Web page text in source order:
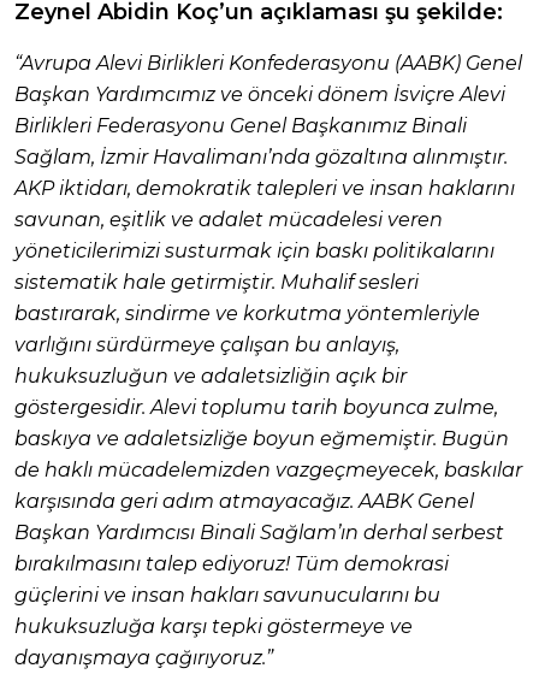
Zeynel Abidin Koç’un açıklaması şu şekilde:
“Avrupa Alevi Birlikleri Konfederasyonu (AABK) Genel
Başkan Yardımcımız ve önceki dönem İsviçre Alevi
Birlikleri Federasyonu Genel Başkanımız Binali
Sağlam, İzmir Havalimanı’nda gözaltına alınmıştır.
AKP iktidarı, demokratik talepleri ve insan haklarını
savunan, eşitlik ve adalet mücadelesi veren
yöneticilerimizi susturmak için baskı politikalarını
sistematik hale getirmiştir. Muhalif sesleri
bastırarak, sindirme ve korkutma yöntemleriyle
varlığını sürdürmeye çalışan bu anlayış,
hukuksuzluğun ve adaletsizliğin açık bir
göstergesidir. Alevi toplumu tarih boyunca zulme,
baskıya ve adaletsizliğe boyun eğmemiştir. Bugün
de haklı mücadelemizden vazgeçmeyecek, baskılar
karşısında geri adım atmayacağız. AABK Genel
Başkan Yardımcısı Binali Sağlam’ın derhal serbest
bırakılmasını talep ediyoruz! Tüm demokrasi
güçlerini ve insan hakları savunucularını bu
hukuksuzluğa karşı tepki göstermeye ve
dayanışmaya çağırıyoruz.”